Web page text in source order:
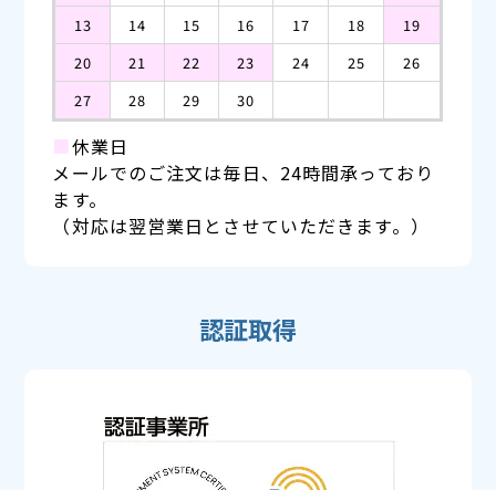
13
14 15 16 17 18
19
20
21 22 23 24 25
26
27
28 29 30
■休業日
メールでのご注文は毎日、24時間承っており
ます。
（対応は翌営業日とさせていただきます。）
認証取得